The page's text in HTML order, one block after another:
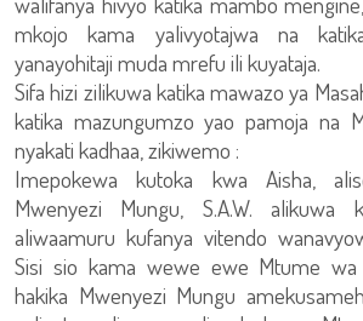
mkojo kama yalivyotajwa na
yanayohitaji muda mrefu ili kuyataja.
Sifa hizi zilikuwa katika mawazo ya
katika mazungumzo yao pamoja na
nyakati kadhaa, zikiwemo :
Imepokewa kutoka kwa Aisha,
Mwenyezi Mungu, S.A.W. alikuwa
aliwaamuru kufanya vitendo
Sisi sio kama wewe ewe Mtume wa
hakika Mwenyezi Mungu